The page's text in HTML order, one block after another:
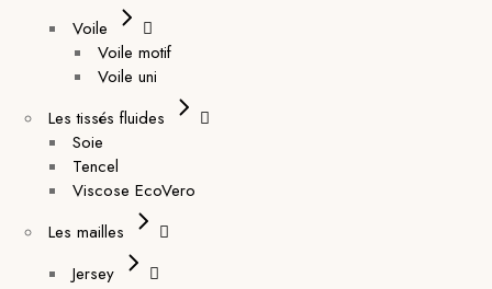
Voile
Voile motif
Voile uni
Les tissés fluides
Soie
Tencel
Viscose EcoVero
Les mailles
Jersey